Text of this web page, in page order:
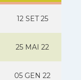
12 SET 25
25 MAI 22
05 GEN 22